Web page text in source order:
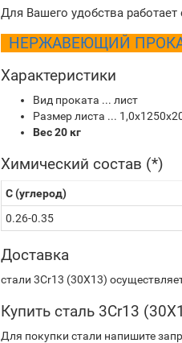
Для Вашего удобства
НЕРЖАВЕЮЩИЙ
Характеристики
Вид проката ... лист
Размер листа ...
Вес 20 кг
Химический состав (*)
C (углерод)
0.26-0.35
Доставка
стали 3Cr13 (30Х13)
Купить сталь 3Cr13
Для покупки стали напишите